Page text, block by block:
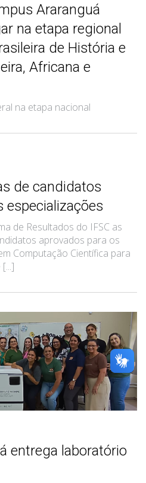
Araranguá
na etapa regional
de História e
Africana e
na etapa nacional
de candidatos
especializações
de Resultados do IFSC as
aprovados para os
Computação Científica para
entrega laboratório